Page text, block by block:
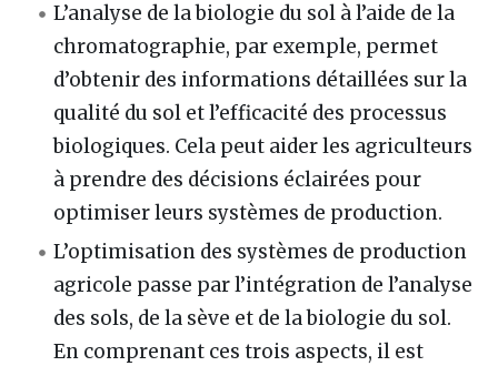
L’analyse de la biologie du sol à l’aide de la
chromatographie, par exemple, permet
d’obtenir des informations détaillées sur la
qualité du sol et l’efficacité des processus
biologiques. Cela peut aider les agriculteurs
à prendre des décisions éclairées pour
optimiser leurs systèmes de production.
L’optimisation des systèmes de production
agricole passe par l’intégration de l’analyse
des sols, de la sève et de la biologie du sol.
En comprenant ces trois aspects, il est